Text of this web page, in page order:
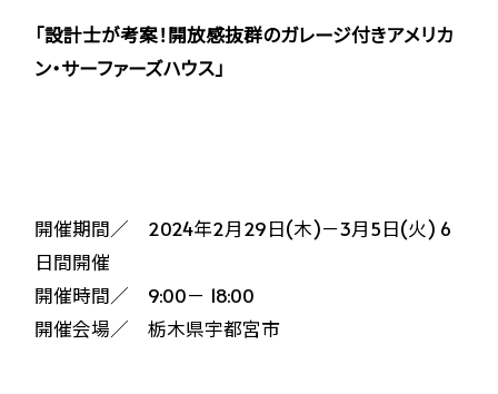
「設計士が考案！開放感抜群のガレージ付きアメリカ
ン・サーファーズハウス」
開催期間／ 2024年2月29日(木)－3月5日(火) 6
日間開催
開催時間／ 9:00－ 18:00
開催会場／ 栃木県宇都宮市